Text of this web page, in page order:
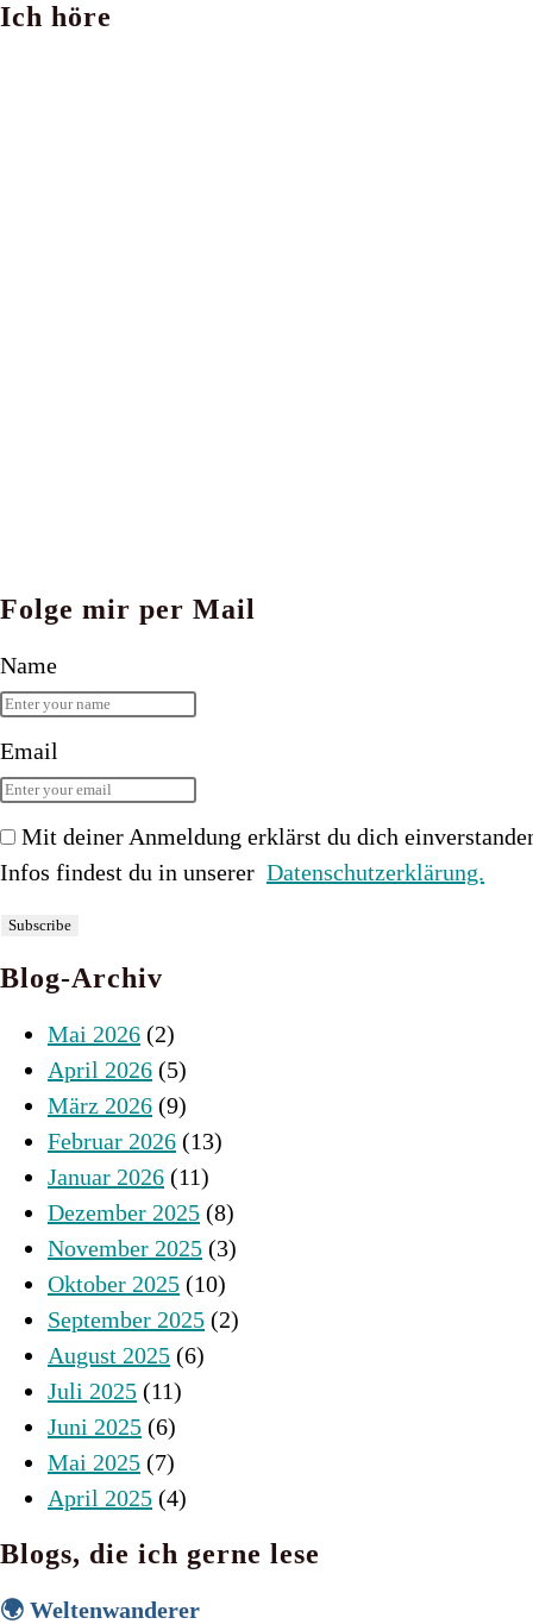
Ich höre
Folge mir per Mail
Name
Email
Mit deiner Anmeldung erklärst du dich
Infos findest du in unserer Datenschutzerklärung.
Blog-Archiv
Mai 2026 (2)
April 2026 (5)
März 2026 (9)
Februar 2026 (13)
Januar 2026 (11)
Dezember 2025 (8)
November 2025 (3)
Oktober 2025 (10)
September 2025 (2)
August 2025 (6)
Juli 2025 (11)
Juni 2025 (6)
Mai 2025 (7)
April 2025 (4)
Blogs, die ich gerne lese
🌍 Weltenwanderer